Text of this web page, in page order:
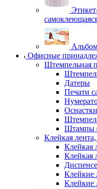
Офисные
Штемпельная
Датеры
Печати
Штампы
Клейкая
Клейкая
Клейкая
Клейкие
Клейкие